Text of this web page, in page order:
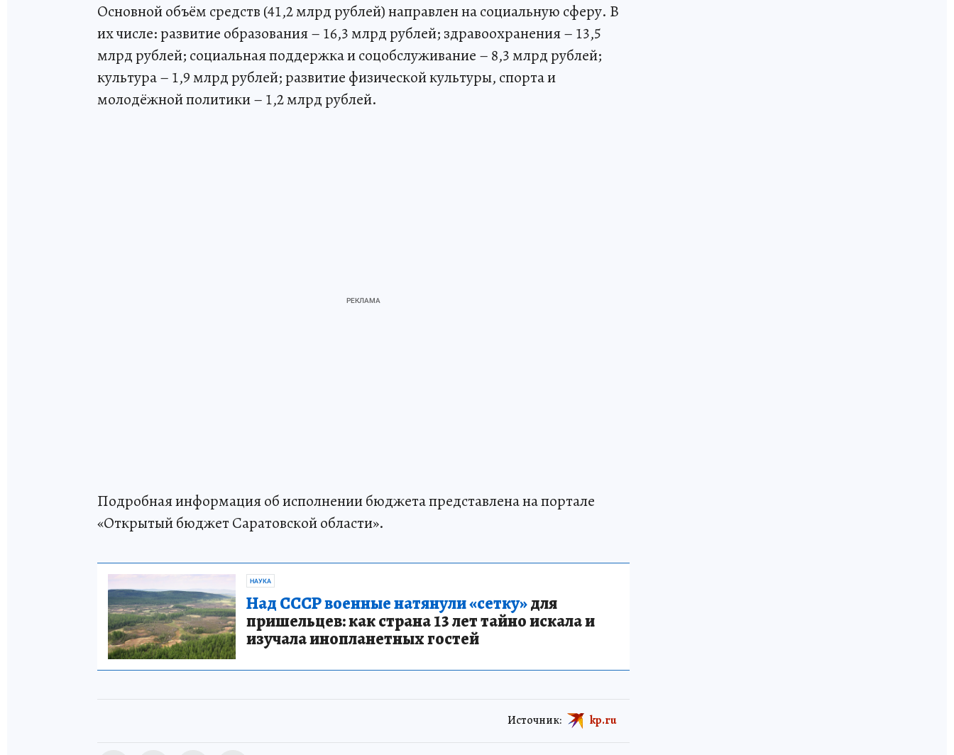
Основной объём средств (41,2 млрд рублей) направлен на социальную сферу. В
их числе: развитие образования – 16,3 млрд рублей; здравоохранения – 13,5
млрд рублей; социальная поддержка и соцобслуживание – 8,3 млрд рублей;
культура – 1,9 млрд рублей; развитие физической культуры, спорта и
молодёжной политики – 1,2 млрд рублей.
Подробная информация об исполнении бюджета представлена на портале
«Открытый бюджет Саратовской области».
НАУКА
Над СССР военные натянули «сетку»для
пришельцев: как страна 13 лет тайно искала и
изучала инопланетных гостей
Источник: kp.ru